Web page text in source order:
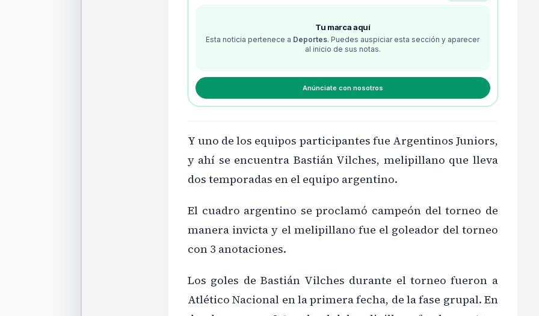
Tu marca aquí
Esta noticia pertenece a Deportes. Puedes auspiciar esta sección y aparecer
al inicio de sus notas.
Anúnciate con nosotros
Y uno de los equipos participantes fue Argentinos Juniors,
y ahí se encuentra Bastián Vilches, melipillano que lleva
dos temporadas en el equipo argentino.
El cuadro argentino se proclamó campeón del torneo de
manera invicta y el melipillano fue el goleador del torneo
con 3 anotaciones.
Los goles de Bastián Vilches durante el torneo fueron a
Atlético Nacional en la primera fecha, de la fase grupal. En